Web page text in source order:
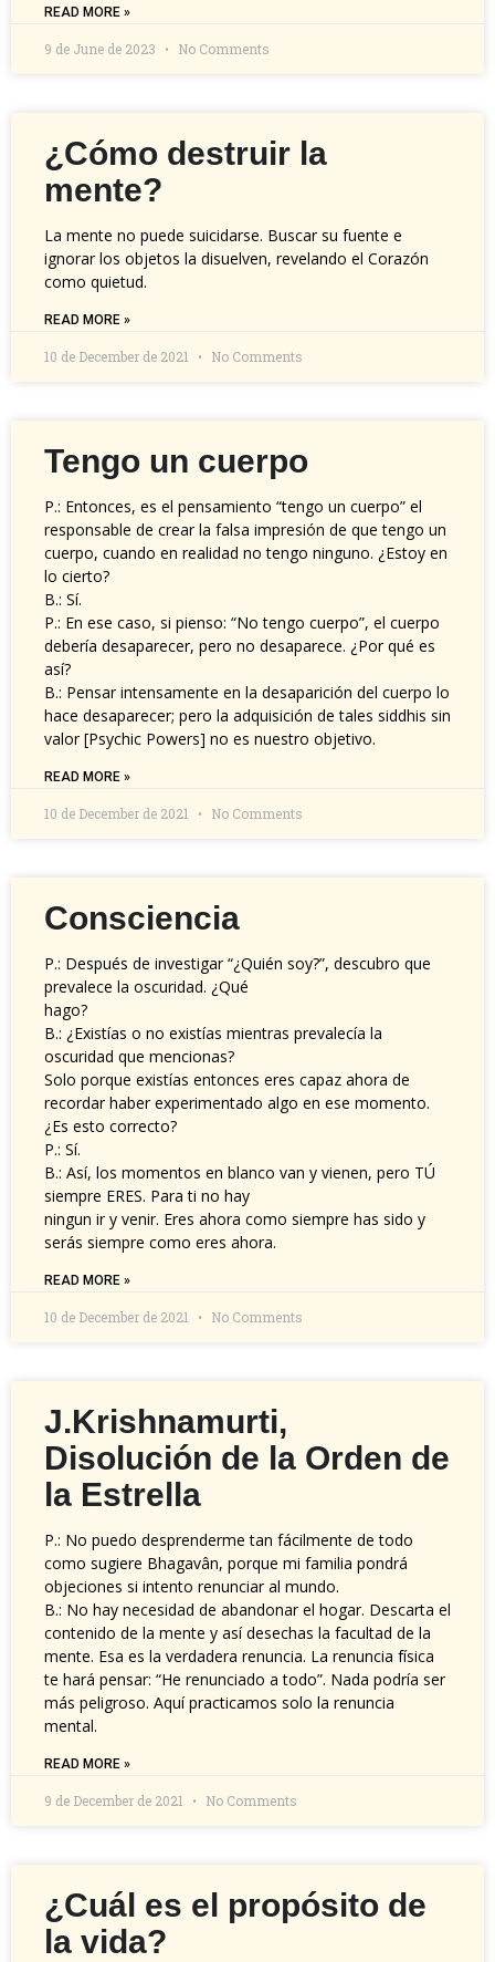
READ MORE »
9 de June de 2023 No Comments
¿Cómo destruir la
mente?
La mente no puede suicidarse. Buscar su fuente e
ignorar los objetos la disuelven, revelando el Corazón
como quietud.
READ MORE »
10 de December de 2021 No Comments
Tengo un cuerpo
P.: Entonces, es el pensamiento “tengo un cuerpo” el
responsable de crear la falsa impresión de que tengo un
cuerpo, cuando en realidad no tengo ninguno. ¿Estoy en
lo cierto?
B.: Sí.
P.: En ese caso, si pienso: “No tengo cuerpo”, el cuerpo
debería desaparecer, pero no desaparece. ¿Por qué es
así?
B.: Pensar intensamente en la desaparición del cuerpo lo
hace desaparecer; pero la adquisición de tales siddhis sin
valor [Psychic Powers] no es nuestro objetivo.
READ MORE »
10 de December de 2021 No Comments
Consciencia
P.: Después de investigar “¿Quién soy?”, descubro que
prevalece la oscuridad. ¿Qué
hago?
B.: ¿Existías o no existías mientras prevalecía la
oscuridad que mencionas?
Solo porque existías entonces eres capaz ahora de
recordar haber experimentado algo en ese momento.
¿Es esto correcto?
P.: Sí.
B.: Así, los momentos en blanco van y vienen, pero TÚ
siempre ERES. Para ti no hay
ningun ir y venir. Eres ahora como siempre has sido y
serás siempre como eres ahora.
READ MORE »
10 de December de 2021 No Comments
J.Krishnamurti,
Disolución de la Orden de
la Estrella
P.: No puedo desprenderme tan fácilmente de todo
como sugiere Bhagavân, porque mi familia pondrá
objeciones si intento renunciar al mundo.
B.: No hay necesidad de abandonar el hogar. Descarta el
contenido de la mente y así desechas la facultad de la
mente. Esa es la verdadera renuncia. La renuncia física
te hará pensar: “He renunciado a todo”. Nada podría ser
más peligroso. Aquí practicamos solo la renuncia
mental.
READ MORE »
9 de December de 2021 No Comments
¿Cuál es el propósito de
la vida?